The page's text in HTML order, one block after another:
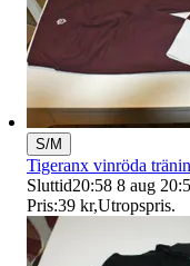
S/M
Tigeranx vinröda
Sluttid20:58 8 aug
Pris:39 kr,Utropspris.